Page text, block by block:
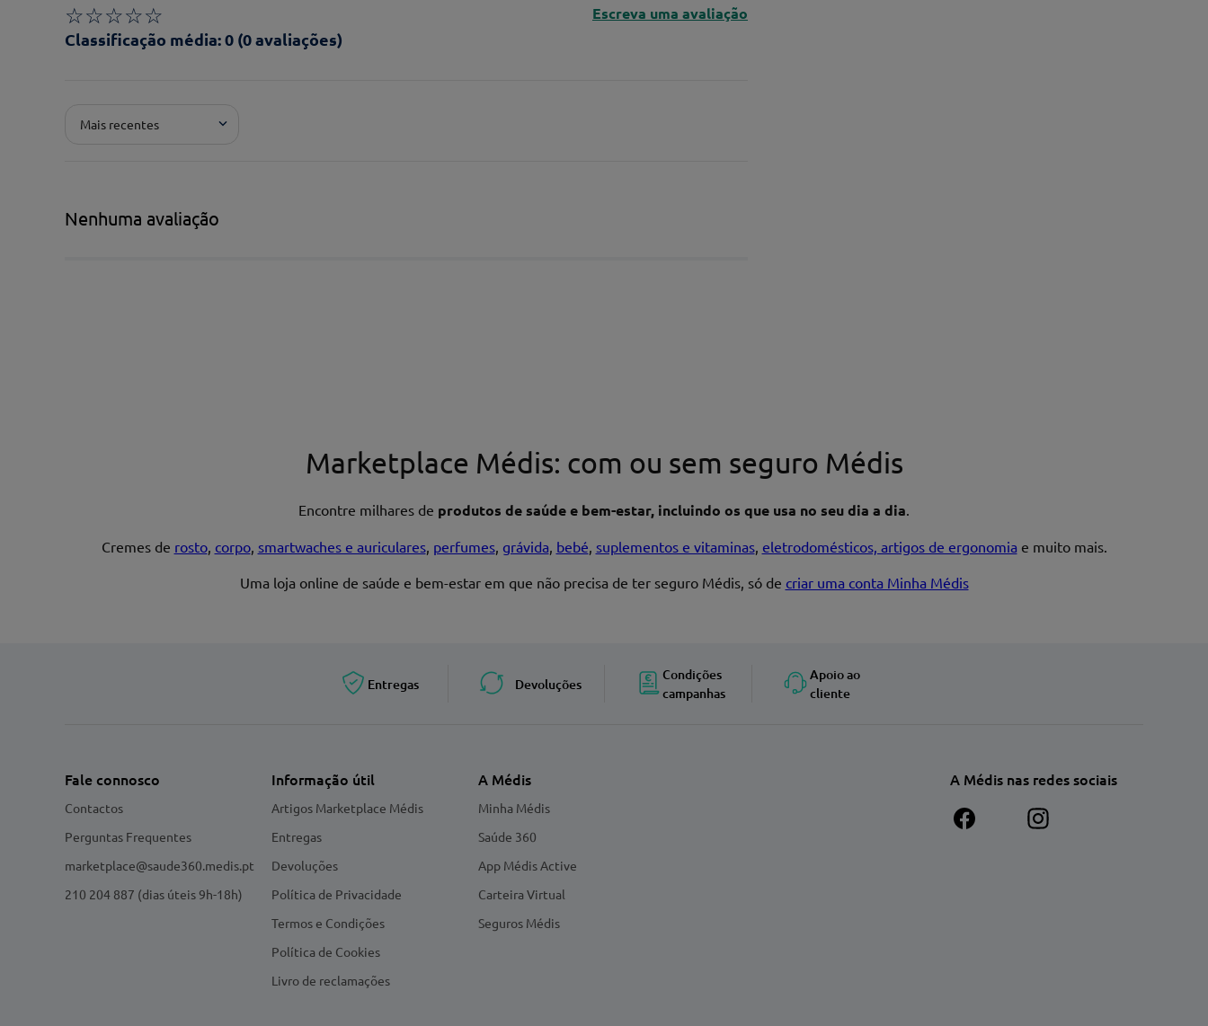
☆☆☆☆☆
Classificação média: 0 (0 avaliações)
Escreva uma avaliação
Pontuação*
Mais recentes
Nenhuma avaliação
Marketplace Médis: com ou sem seguro Médis
Encontre milhares de produtos de saúde e bem-estar, incluindo os que usa no seu dia a dia
Cremes de rosto, corpo, smartwaches e auriculares, perfumes, grávida bebé suplementos e vitaminas, eletrodomésticos, artigos de ergonomia e muito mais.
Uma loja online de saúde e bem-estar em que não precisa de ter seguro Médis, só de criar uma conta Minha Médis
Entregas Devoluções
Condições
campanhas
Apoio ao
cliente
Fale connosco
Contactos
Perguntas Frequentes
marketplace@saude360.medis.pt
210 204 887 (dias úteis 9h-18h)
Informação útil
Artigos Marketplace Médis
Entregas
Devoluções
Política de Privacidade
Termos e Condições
Política de Cookies
Livro de reclamações
A Médis
Minha Médis
Saúde 360
App Médis Active
Carteira Virtual
Seguros Médis
A Médis nas redes sociais